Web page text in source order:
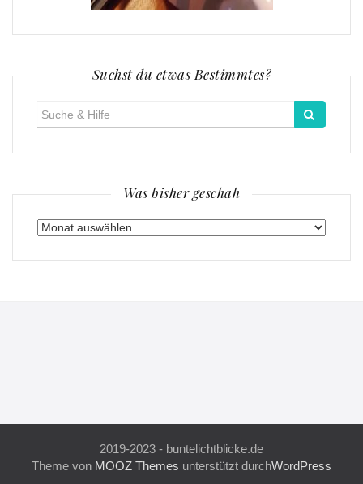
Suchst du etwas Bestimmtes?
Was bisher geschah
Was
geschah
2019-2023 - buntelichtblicke.de
Theme von MOOZ Themes unterstützt durchWordPress